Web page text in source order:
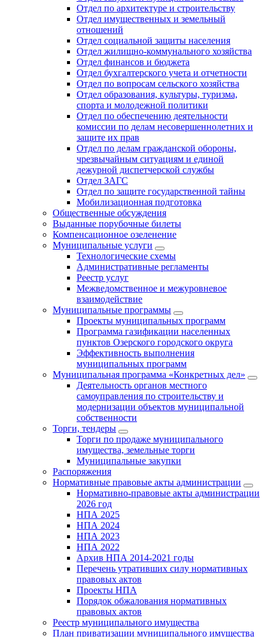
Отдел по архитектуре и строительству
Отдел имущественных и земельный
отношений
Отдел социальной защиты населения
Отдел жилищно-коммунального хозяйства
Отдел финансов и бюджета
Отдел бухгалтерского учета и отчетности
Отдел по вопросам сельского хозяйства
Отдел образования, культуры, туризма,
спорта и молодежной политики
Отдел по обеспечению деятельности
комиссии по делам несовершеннолетних и
защите их прав
Отдел по делам гражданской обороны,
чрезвычайным ситуациям и единой
дежурной диспетчерской службы
Отдел ЗАГС
Отдел по защите государственной тайны
Мобилизационная подготовка
Общественные обсуждения
Выданные порубочные билеты
Компенсационное озеленение
Муниципальные услуги
Технологические схемы
Административные регламенты
Реестр услуг
Межведомственное и межуровневое
взаимодействие
Муниципальные программы
Проекты муниципальных программ
Программа газификации населенных
пунктов Озерского городского округа
Эффективность выполнения
муниципальных программ
Муниципальная программа «Конкретных дел»
Деятельность органов местного
самоуправления по строительству и
модернизации объектов муниципальной
собственности
Торги, тендеры
Торги по продаже муниципального
имущества, земельные торги
Муниципальные закупки
Распоряжения
Нормативные правовые акты администрации
Нормативно-правовые акты администрации
2026 год
НПА 2025
НПА 2024
НПА 2023
НПА 2022
Архив НПА 2014-2021 годы
Перечень утративших силу нормативных
правовых актов
Проекты НПА
Порядок обжалования нормативных
правовых актов
Реестр муниципального имущества
План приватизации муниципального имущества